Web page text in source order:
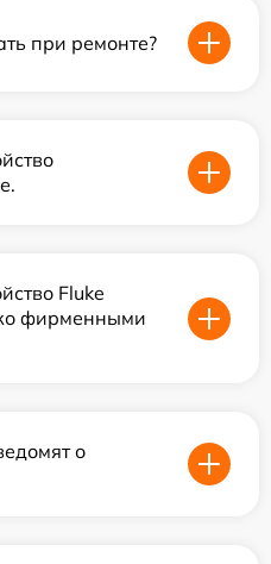
при ремонте?
Fluke
фирменными
о